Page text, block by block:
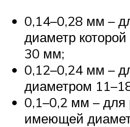
0,14–0,28 мм –
диаметр
30 мм;
0,12–0,24 мм –
диаметром
0,1–0,2 мм – для
имеющей